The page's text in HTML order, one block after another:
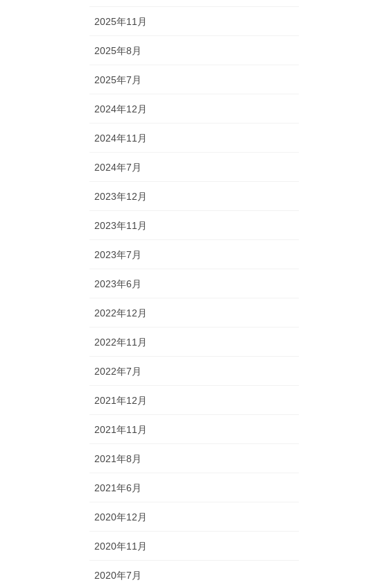
2025年11月
2025年8月
2025年7月
2024年12月
2024年11月
2024年7月
2023年12月
2023年11月
2023年7月
2023年6月
2022年12月
2022年11月
2022年7月
2021年12月
2021年11月
2021年8月
2021年6月
2020年12月
2020年11月
2020年7月